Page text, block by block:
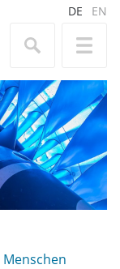
DE EN
Menschen